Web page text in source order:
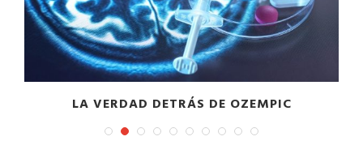
LA VERDAD DETRÁS DE OZEMPIC